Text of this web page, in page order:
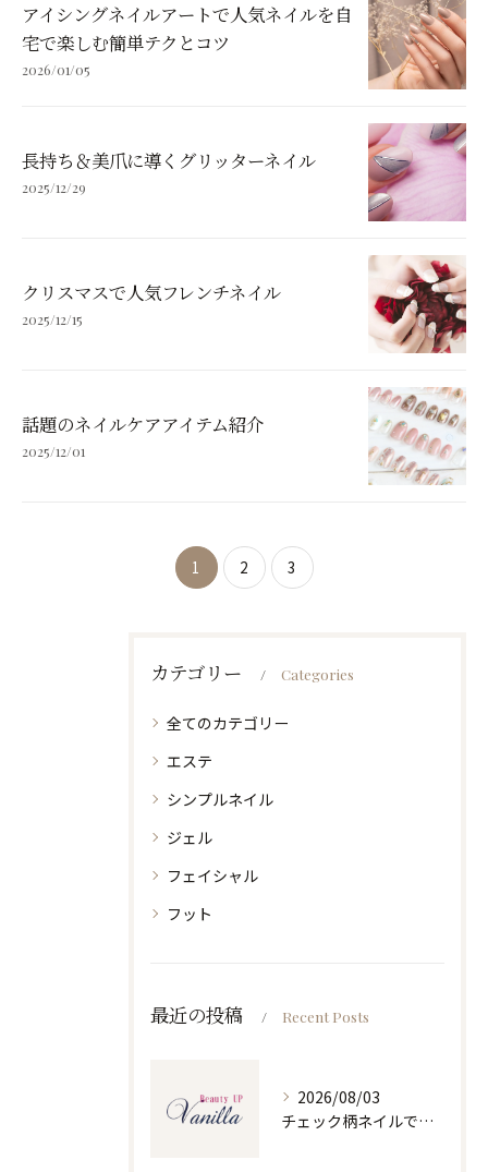
アイシングネイルアートで人気ネイルを自
宅で楽しむ簡単テクとコツ
2026/01/05
長持ち＆美爪に導くグリッターネイル
2025/12/29
クリスマスで人気フレンチネイル
2025/12/15
話題のネイルケアアイテム紹介
2025/12/01
1 2 3
カテゴリー Categories
全てのカテゴリー
エステ
シンプルネイル
ジェル
フェイシャル
フット
最近の投稿 Recent Posts
2026/08/03
チェック柄ネイルで人気ネイルを大人可愛くセルフで仕上げるコツと季節別デザイン集